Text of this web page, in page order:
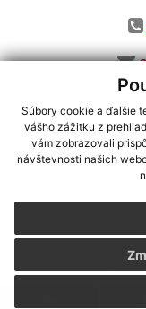
Súbory cookie a ďalšie
vášho zážitku z
vám zobrazovali
návštevnosti našich
využite možnosť
CMS systém (redakčný)
Vytlačiť